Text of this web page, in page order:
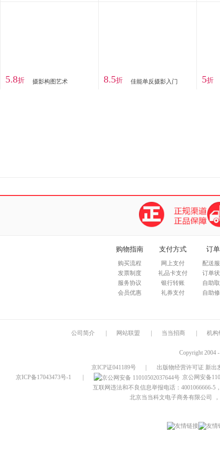
摄影构图艺术
5.8折 佳能单反摄影入门
8.5折 5折
购物指南
购买流程
发票制度
服务协议
会员优惠
支付方式
网上支付
礼品卡支付
银行转账
礼券支付
订
配送
订单
自助
自助
公司简介 网站联盟 当当招商 机构
Copyright 2004
京ICP证041189号
出版物经营许可证 新出
京ICP备17043473号-1
京公网安备
互联网违法和不良信息举报电话：4001066666-5
北京当当科文电子商务有限公司